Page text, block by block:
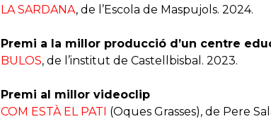
LA SARDANA, de l’Escola de Maspujols. 2024.
Premi a la millor producció d’un centre
BULOS, de l’institut de Castellbisbal. 2023.
Premi al millor videoclip
COM ESTÀ EL PATI (Oques Grasses), de Pere